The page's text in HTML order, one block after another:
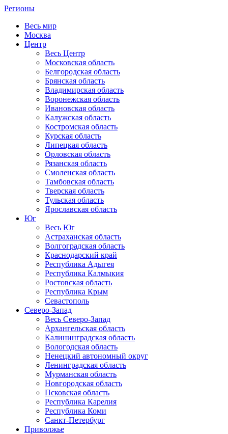
Регионы
Весь мир
Москва
Центр
Весь Центр
Московская область
Белгородская область
Брянская область
Владимирская область
Воронежская область
Ивановская область
Калужская область
Костромская область
Курская область
Липецкая область
Орловская область
Рязанская область
Смоленская область
Тамбовская область
Тверская область
Тульская область
Ярославская область
Юг
Весь Юг
Астраханская область
Волгоградская область
Краснодарский край
Республика Адыгея
Республика Калмыкия
Ростовская область
Республика Крым
Севастополь
Северо-Запад
Весь Северо-Запад
Архангельская область
Калининградская область
Вологодская область
Ненецкий автономный округ
Ленинградская область
Мурманская область
Новгородская область
Псковская область
Республика Карелия
Республика Коми
Санкт-Петербург
Приволжье